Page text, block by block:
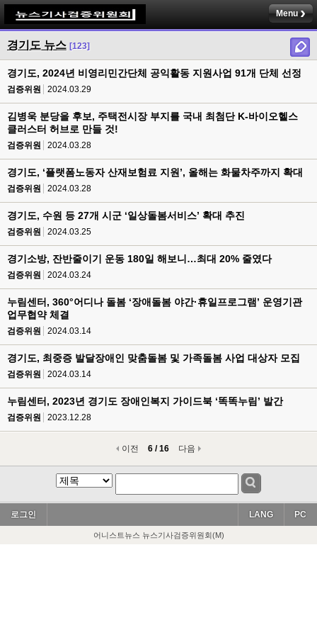
Menu
경기도 뉴스 [123]
경기도, 2024년 비영리민간단체 공익활동 지원사업 91개 단체 선정
검증위원 2024.03.29
김병욱 분당을 후보, 주택전시장 부지를 국내 최첨단 K-바이오헬스
클러스터 허브로 만들 것!
검증위원 2024.03.28
경기도, ‘플랫폼노동자 산재보험료 지원’, 올해는 화물차주까지 확대
검증위원 2024.03.28
경기도, 수원 등 27개 시군 ‘일상돌봄서비스’ 확대 추진
검증위원 2024.03.25
경기소방, 잔반줄이기 운동 180일 해보니…최대 20% 줄였다
검증위원 2024.03.24
누림센터, 360°어디나 돌봄 ‘장애돌봄 야간·휴일프로그램’ 운영기관
업무협약 체결
검증위원 2024.03.14
경기도, 최중증 발달장애인 맞춤돌봄 및 가족돌봄 사업 대상자 모집
검증위원 2024.03.14
누림센터, 2023년 경기도 장애인복지 가이드북 ‘똑똑누림’ 발간
검증위원 2023.12.28
이전 6 / 16 다음
로그인 PC
LANG
어니스트뉴스 뉴스기사검증위원회(M)